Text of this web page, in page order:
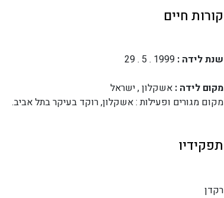
קורות חיים
שנת לידה :
מקום לידה : אשקלון , ישראל
מקום מגורים ופעילות : אשקלון, רוקד בעיקר בתל אביב.
תפקידיו
רקדן